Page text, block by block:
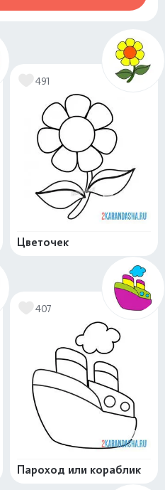
491
Цветочек
407
Пароход или кораблик